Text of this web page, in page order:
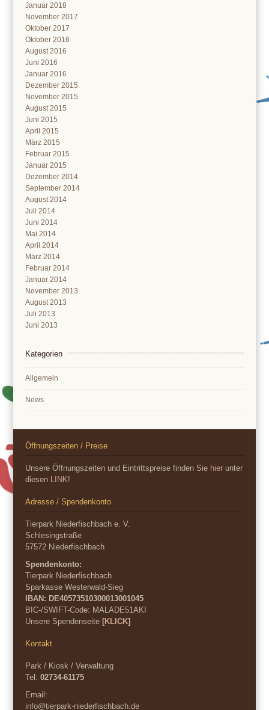
Januar 2018
November 2017
Oktober 2017
Oktober 2016
August 2016
Juni 2016
Januar 2016
Dezember 2015
November 2015
August 2015
Juni 2015
April 2015
März 2015
Februar 2015
Januar 2015
Dezember 2014
September 2014
August 2014
Juli 2014
Juni 2014
Mai 2014
April 2014
März 2014
Februar 2014
Januar 2014
November 2013
August 2013
Juli 2013
Juni 2013
Kategorien
Allgemein
News
Öffnungszeiten / Preise
Unsere Öffnungszeiten und Eintrittspreise finden Sie hier unter
diesen LINK!
Adresse / Spendenkonto
Tierpark Niederfischbach e. V.
Schlesingstraße
57572 Niederfischbach
Spendenkonto:
Tierpark Niederfischbach
Sparkasse Westerwald-Sieg
IBAN: DE40573510300013001045
BIC-/SWIFT-Code: MALADE51AKI
Unsere Spendenseite[KLICK]
Kontakt
Park / Kiosk / Verwaltung
Tel:02734-61175
Email:
info@tierpark-niederfischbach.de